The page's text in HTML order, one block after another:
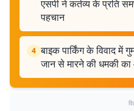
एसपी ने कर्तव्य के प्रति
पहचान
4 बाइक पार्किंग के विवाद में
जान से मारने की धमकी